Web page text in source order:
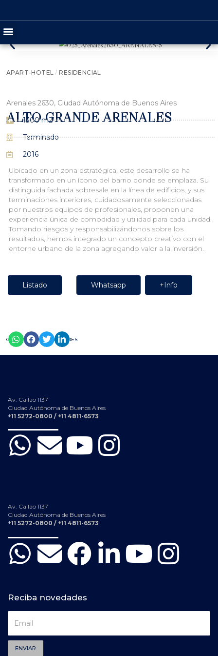
APART-HOTEL /RESIDENCIAL
ALTO GRANDE ARENALES
Arenales 2630, Ciudad Autónoma de Buenos Aires
1300 m2
Terminado
2016
Ubicado en un zona estratégica, este desarrollo se ha
transformado en un ícono del barrio donde se emplaza. Su
distinguida fachada sobresale en la línea de edificios, y sus
terminaciones interiores, cuidadosamente seleccionadas
por nuestros equipos de profesionales, proponen una
experiencia única de comodidad y utilidad para cada unidad.
Tomando riesgos y responsabilizándonos sobre los
resultados, hemos integrado un concepto creativo con el
entorne urbano de la zona agregando valor a la inversión.
Listado Whatsapp +Info
COMPARTILO EN TUS REDES
Av. Callao 1137
Ciudad Autónoma de Buenos Aires
+11 5272-0800 / +11 4811-6573
Av. Callao 1137
Ciudad Autónoma de Buenos Aires
+11 5272-0800 / +11 4811-6573
Reciba novedades
ENVIAR